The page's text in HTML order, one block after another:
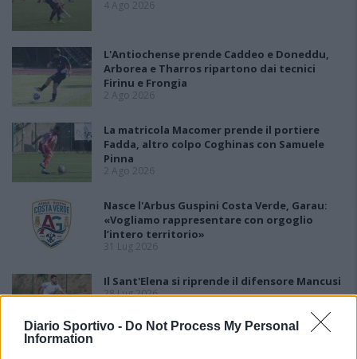
Diario Sportivo - Do Not Process My Personal
Information
4 Ago 2026
L'Antiochense prende Caddeo e Doneddu,
Arborea e Tharros ripartono dai tecnici
Firinu e Frongia
2 Ago 2026
La matricola Macomer prende il portiere
Fadda, altro colpo Coghinas con Samuele
Pinna
2 Ago 2026
Nasce l'Arbus Guspini Costa Verde, Garau:
«Vogliamo rappresentare con orgoglio
l’intero territorio»
31 Lug 2026
Il Sant'Elena si riprende il difensore Mancusi
28 Lug 2026